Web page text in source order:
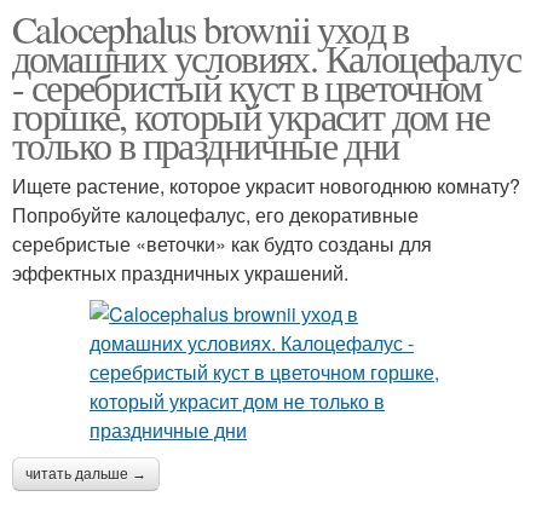
Calocephalus brownii уход в
домашних условиях. Калоцефалус
- серебристый куст в цветочном
горшке, который украсит дом не
только в праздничные дни
Ищете растение, которое украсит новогоднюю комнату?
Попробуйте калоцефалус, его декоративные
серебристые «веточки» как будто созданы для
эффектных праздничных украшений.
читать дальше →